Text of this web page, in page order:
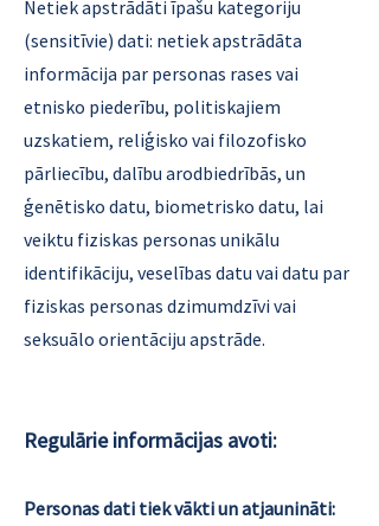
Netiek apstrādāti īpašu kategoriju
(sensitīvie) dati: netiek apstrādāta
informācija par personas rases vai
etnisko piederību, politiskajiem
uzskatiem, reliģisko vai filozofisko
pārliecību, dalību arodbiedrībās, un
ģenētisko datu, biometrisko datu, lai
veiktu fiziskas personas unikālu
identifikāciju, veselības datu vai datu par
fiziskas personas dzimumdzīvi vai
seksuālo orientāciju apstrāde.
Regulārie informācijas avoti:
Personas dati tiek vākti un atjaunināti: